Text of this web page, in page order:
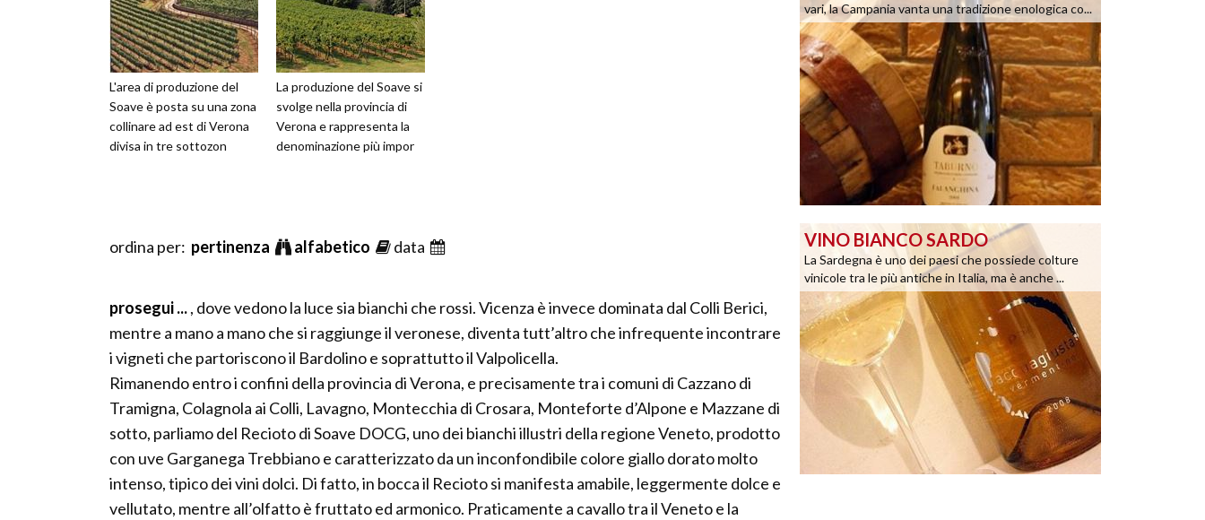
L'area di produzione del
Soave è posta su una zona
collinare ad est di Verona
divisa in tre sottozon
La produzione del Soave si
svolge nella provincia di
Verona e rappresenta la
denominazione più impor
ordina per: pertinenza alfabetico data
prosegui ..., dove vedono la luce sia bianchi che rossi. Vicenza è invece dominata dal Colli Berici,
mentre a mano a mano che si raggiunge il veronese, diventa tutt’altro che infrequente incontrare
i vigneti che partoriscono il Bardolino e soprattutto il Valpolicella.
Rimanendo entro i confini della provincia di Verona, e precisamente tra i comuni di Cazzano di
Tramigna, Colagnola ai Colli, Lavagno, Montecchia di Crosara, Monteforte d’Alpone e Mazzane di
sotto, parliamo del Recioto di Soave DOCG, uno dei bianchi illustri della regione Veneto, prodotto
con uve Garganega Trebbiano e caratterizzato da un inconfondibile colore giallo dorato molto
intenso, tipico dei vini dolci. Di fatto, in bocca il Recioto si manifesta amabile, leggermente dolce e
vellutato, mentre all’olfatto è fruttato ed armonico. Praticamente a cavallo tra il Veneto e la
vari, la Campania vanta una tradizione enologica co...
VINO BIANCO SARDO
La Sardegna è uno dei paesi che possiede colture
vinicole tra le più antiche in Italia, ma è anche ...